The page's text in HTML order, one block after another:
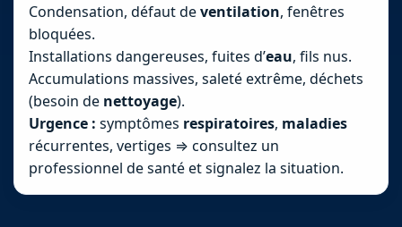
Condensation, défaut deventilation, fenêtres
bloquées.
Installations dangereuses, fuites d’eau, fils nus.
Accumulations massives, saleté extrême, déchets
(besoin de nettoyage).
Urgence : symptômes respiratoires, maladies
récurrentes, vertiges ⇒ consultez un
professionnel de santé et signalez la situation.